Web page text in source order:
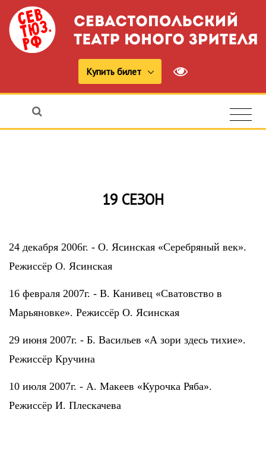
Купить билет
19 СЕЗОН
24 декабря 2006г. - О. Ясинская «Серебряный век».
Режиссёр О. Ясинская
16 февраля 2007г. - В. Канивец «Сватовство в
Марьяновке». Режиссёр О. Ясинская
29 июня 2007г. - Б. Васильев «А зори здесь тихие».
Режиссёр Кручина
10 июля 2007г. - А. Макеев «Курочка Ряба».
Режиссёр И. Плескачева